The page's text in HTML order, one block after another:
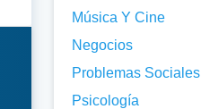
Música Y Cine
Negocios
Problemas Sociales
Psicología